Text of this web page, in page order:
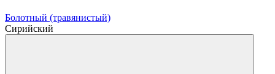
Болотный (травянистый)
Сирийский